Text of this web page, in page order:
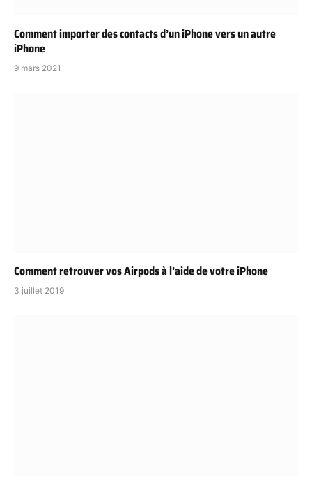
Comment importer des contacts d’un iPhone vers un autre
iPhone
9 mars 2021
Comment retrouver vos Airpods à l’aide de votre iPhone
3 juillet 2019